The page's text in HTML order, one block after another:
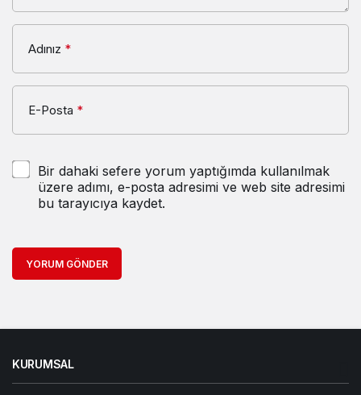
Adınız *
E-Posta *
Bir dahaki sefere yorum yaptığımda kullanılmak
üzere adımı, e-posta adresimi ve web site adresimi
bu tarayıcıya kaydet.
YORUM GÖNDER
KURUMSAL